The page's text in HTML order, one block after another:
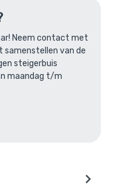
Neem contact met
samenstellen van de
steigerbuis
maandag t/m
wordt vaak